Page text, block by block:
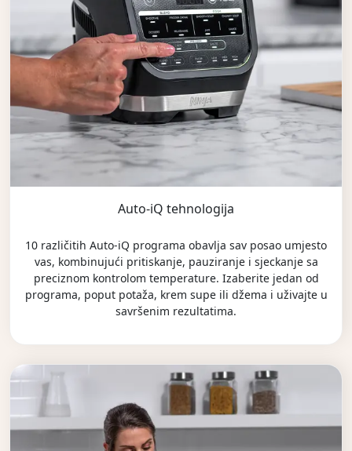
Auto-iQ tehnologija
10 različitih Auto-iQ programa obavlja sav posao umjesto
vas, kombinujući pritiskanje, pauziranje i sjeckanje sa
preciznom kontrolom temperature. Izaberite jedan od
programa, poput potaža, krem supe ili džema i uživajte u
savršenim rezultatima.